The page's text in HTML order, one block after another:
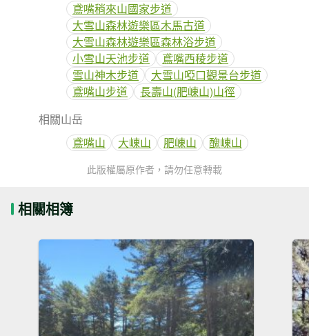
鳶嘴稍來山國家步道
大雪山森林遊樂區木馬古道
大雪山森林遊樂區森林浴步道
小雪山天池步道
鳶嘴西稜步道
雪山神木步道
大雪山啞口觀景台步道
鳶嘴山步道
長壽山(肥崠山)山徑
相關山岳
鳶嘴山
大崠山 肥崠山 醜崠山
此版權屬原作者，請勿任意轉載
相關相簿